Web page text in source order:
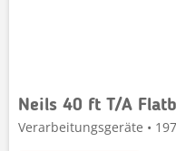
Neils 40 ft T/A
Verarbeitungsgeräte •